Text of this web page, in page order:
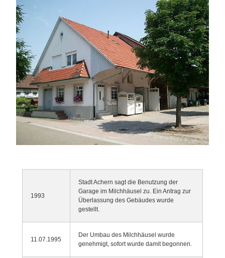
1993
Stadt Achern sagt die Benutzung der
Garage im Milchhäusel zu. Ein Antrag zur
Überlassung des Gebäudes wurde
gestellt.
11.07.1995
Der Umbau des Milchhäusel wurde
genehmigt, sofort wurde damit begonnen.